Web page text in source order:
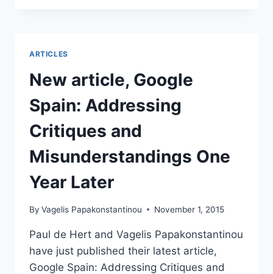
ARTICLES
New article, Google
Spain: Addressing
Critiques and
Misunderstandings One
Year Later
By Vagelis Papakonstantinou November 1, 2015
Paul de Hert and Vagelis Papakonstantinou
have just published their latest article,
Google Spain: Addressing Critiques and